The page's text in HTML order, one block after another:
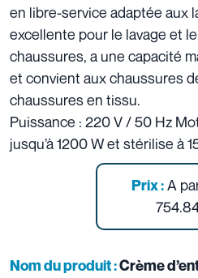
en libre-service adaptée aux
excellente pour le lavage et
chaussures, a une capacité
et convient aux chaussures
chaussures en tissu.
Puissance : 220 V / 50 Hz
jusqu’à 1200 W et stérilise à
Prix :A
Nom du produit :Crème